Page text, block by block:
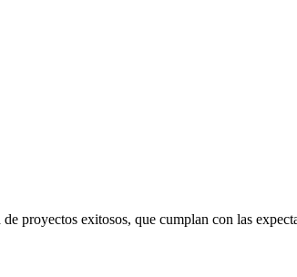
proyectos exitosos, que cumplan con las